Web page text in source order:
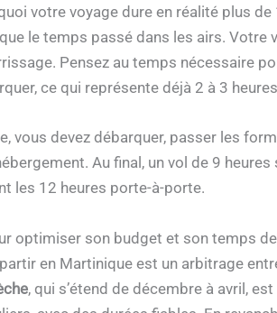
votre voyage dure en réalité plus de
le temps passé dans les airs.
Pensez au temps nécessaire
ce qui représente déjà 2 à 3
vous devez débarquer, passer les
Au final, un vol de 9
les 12 heures porte-à-porte.
optimiser son budget et son temps
en Martinique est un arbitrage
, qui s’étend de décembre à avril,